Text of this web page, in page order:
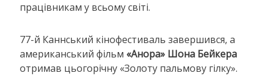
працівникам у всьому світі.
77-й Каннський кінофестиваль завершився, а
американський фільм «Анора» Шона Бейкера
отримав цьогорічну «Золоту пальмову гілку».